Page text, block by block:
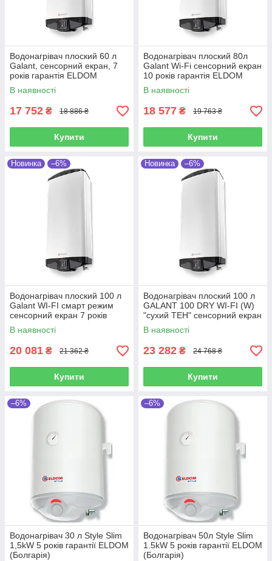
Водонагрівач плоский 60 л
Galant, сенсорний екран, 7
років гарантія ELDOM
(Болгарія)
В наявності
17 752 ₴ 18 886 ₴
Купити
Водонагрівач плоский 80л
Galant Wi-Fi сенсорний екран
10 років гарантія ELDOM
(Болгарія)
В наявності
18 577 ₴ 19 763 ₴
Купити
Новинка –6%
Водонагрівач плоский 100 л
Galant WI-FI смарт режим
сенсорний екран 7 років
гарантія ELDOM (Болгарія)
В наявності
20 081 ₴ 21 362 ₴
Купити
Новинка –6%
Водонагрівач плоский 100 л
GALANT 100 DRY WI-FI (W)
"сухий ТЕН" сенсорний екран
7років гарантія Eldom
В наявності
23 282 ₴ 24 768 ₴
Купити
–6%
Водонагрівач 30 л Style Slim
1,5kW 5 років гарантії ELDOM
(Болгарія)
–6%
Водонагрівач 50л Style Slim
1.5kW 5 років гарантії ELDOM
(Болгарія)